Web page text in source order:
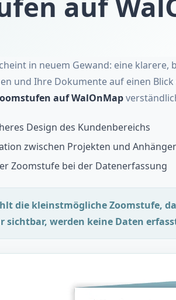
in neuem Gewand: eine
und Ihre Dokumente auf einen
auf WalOnMap
Design des Kundenbereichs
zwischen Projekten und
Zoomstufe bei der Datenerfassung
die kleinstmögliche Zoomstufe,
sichtbar, werden keine Daten